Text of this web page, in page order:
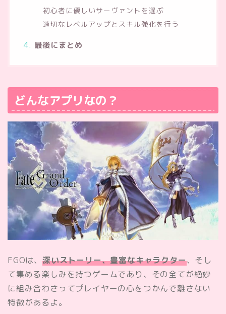
初心者に優しいサーヴァントを選ぶ
適切なレベルアップとスキル強化を行う
最後にまとめ
どんなアプリなの？
FGOは、 深いストーリー、豊富なキャラクター、そし
て集める楽しみを持つゲームであり、その全てが絶妙
に組み合わさってプレイヤーの心をつかんで離さない
特徴があるよ。